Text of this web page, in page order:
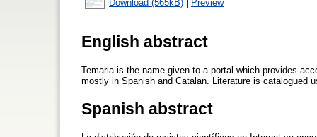
Download (565kB) | Preview
English abstract
Temaria is the name given to a portal which provides
mostly in Spanish and Catalan. Literature is catalogued
Spanish abstract